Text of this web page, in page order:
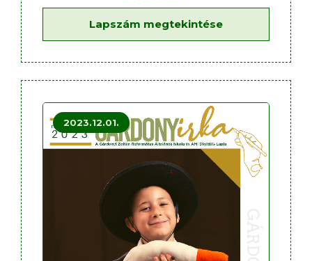
Lapszám megtekintése
2023.12.01.